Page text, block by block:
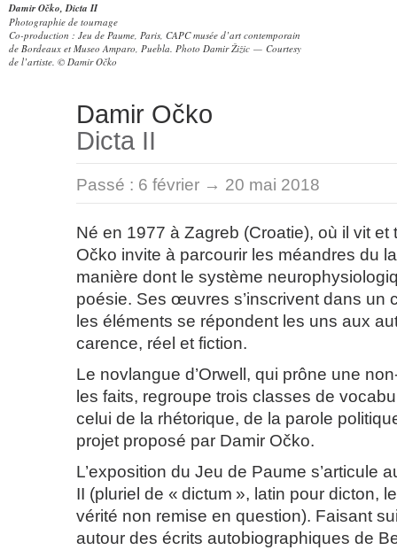
Damir Očko, Dicta II
Photographie de tournage
Co-production : Jeu de Paume, Paris, CAPC musée d’art contemporain
de Bordeaux et Museo Amparo, Puebla. Photo Damir Žižic — Courtesy
de l’artiste. © Damir Očko
Damir Očko
Dicta II
Passé : 6 février → 20 mai 2018
Né en 1977 à Zagreb (Croatie), où il vit et
Očko invite à parcourir les méandres du
manière dont le système
poésie. Ses œuvres s’inscrivent dans un
les éléments se répondent les uns aux
carence, réel et fiction.
Le novlangue d’Orwell, qui prône une
les faits, regroupe trois classes de
celui de la rhétorique, de la parole
projet proposé par Damir Očko.
L’exposition du Jeu de Paume s’articule
II (pluriel de « dictum », latin pour dicton,
vérité non remise en question). Faisant
autour des écrits autobiographiques de